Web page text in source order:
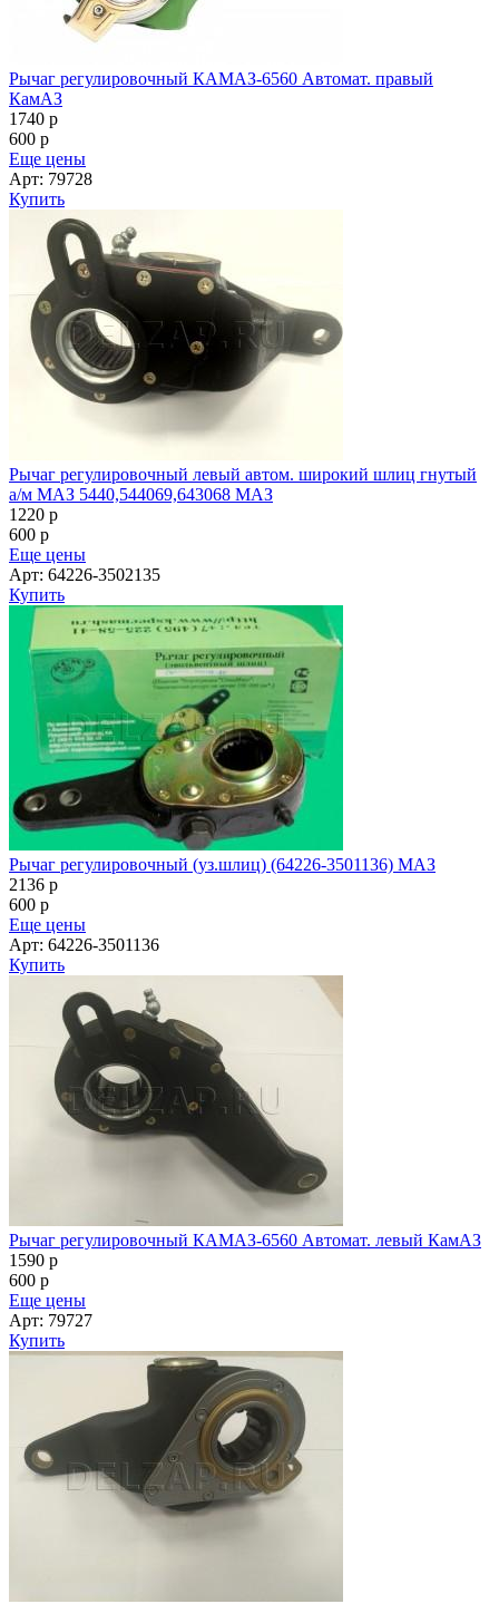
Рычаг регулировочный КАМАЗ-6560 Автомат. правый
КамАЗ
1740 p
600 p
Еще цены
Арт: 79728
Купить
Рычаг регулировочный левый автом. широкий шлиц гнутый
а/м МАЗ 5440,544069,643068 МАЗ
1220 p
600 p
Еще цены
Арт: 64226-3502135
Купить
Рычаг регулировочный (уз.шлиц) (64226-3501136) МАЗ
2136 p
600 p
Еще цены
Арт: 64226-3501136
Купить
Рычаг регулировочный КАМАЗ-6560 Автомат. левый КамАЗ
1590 p
600 p
Еще цены
Арт: 79727
Купить